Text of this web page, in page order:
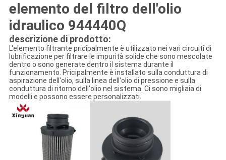
elemento del filtro dell'olio
idraulico 944440Q
descrizione di prodotto:
L'elemento filtrante pricipalmente è utilizzato nei vari circuiti di
lubrificazione per filtrare le impurità solide che sono mescolate
dentro o sono generate dentro il sistema durante il
funzionamento. Pricipalmente è installato sulla conduttura di
aspirazione dell'olio, sulla linea dell'olio di pressione e sulla
conduttura di ritorno dell'olio nel sistema. Ci sono migliaia di
modelli e possono essere personalizzati.